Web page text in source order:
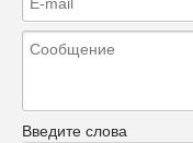
Введите слова